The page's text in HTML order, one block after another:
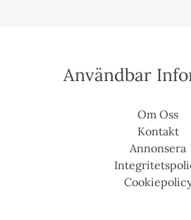
Användbar
Om Oss
Kontakt
Annonsera